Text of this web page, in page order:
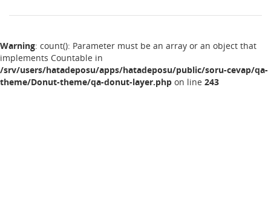
Warning: count(): Parameter must be an array or an object that
implements Countable in
/srv/users/hatadeposu/apps/hatadeposu/public/soru-cevap/qa-
theme/Donut-theme/qa-donut-layer.php on line 243